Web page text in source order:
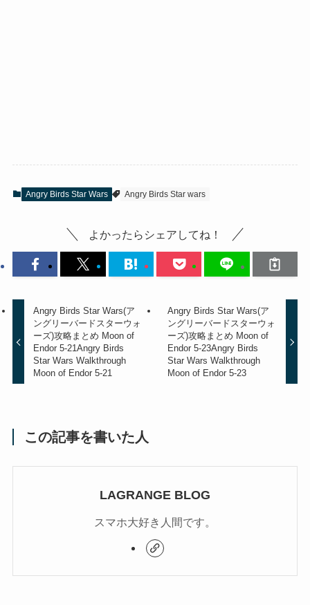
Angry Birds Star Wars Angry Birds Star wars
よかったらシェアしてね！
Angry Birds Star Wars(ア
ングリーバードスターウォ
ーズ)攻略まとめ Moon of
Endor 5-21Angry Birds
Star Wars Walkthrough
Moon of Endor 5-21
Angry Birds Star Wars(ア
ングリーバードスターウォ
ーズ)攻略まとめ Moon of
Endor 5-23Angry Birds
Star Wars Walkthrough
Moon of Endor 5-23
この記事を書いた人
LAGRANGE BLOG
スマホ大好き人間です。